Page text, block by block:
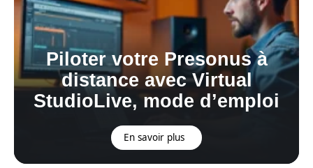
Piloter votre Presonus à
distance avec Virtual
StudioLive, mode d’emploi
En savoir plus